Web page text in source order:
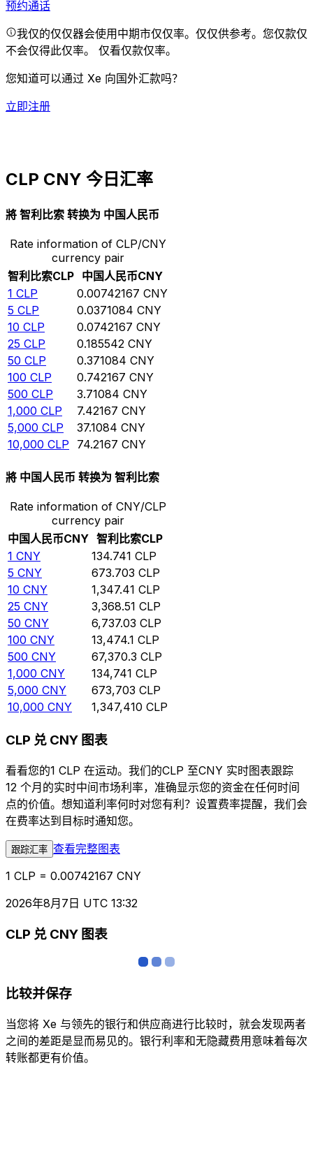
预约通话
我仅的仅仅器会使用中期市仅仅率。仅仅供参考。您仅款仅
不会仅得此仅率。 仅看仅款仅率。
您知道可以通过 Xe 向国外汇款吗？
立即注册
CLP CNY 今日汇率
將 智利比索 转换为 中国人民币
Rate information of CLP/CNY
currency pair
智利比索CLP 中国人民币CNY
1 CLP 0.00742167 CNY
5 CLP 0.0371084 CNY
10 CLP 0.0742167 CNY
25 CLP 0.185542 CNY
50 CLP 0.371084 CNY
100 CLP 0.742167 CNY
500 CLP 3.71084 CNY
1,000 CLP 7.42167 CNY
5,000 CLP 37.1084 CNY
10,000 CLP 74.2167 CNY
將 中国人民币 转换为 智利比索
Rate information of CNY/CLP
currency pair
中国人民币CNY 智利比索CLP
1 CNY 134.741 CLP
5 CNY 673.703 CLP
10 CNY 1,347.41 CLP
25 CNY 3,368.51 CLP
50 CNY 6,737.03 CLP
100 CNY 13,474.1 CLP
500 CNY 67,370.3 CLP
1,000 CNY 134,741 CLP
5,000 CNY 673,703 CLP
10,000 CNY 1,347,410 CLP
CLP 兑 CNY 图表
看看您的1 CLP 在运动。我们的CLP 至CNY 实时图表跟踪
12 个月的实时中间市场利率，准确显示您的资金在任何时间
点的价值。想知道利率何时对您有利？设置费率提醒，我们会
在费率达到目标时通知您。
跟踪汇率 查看完整图表
1 CLP = 0.00742167 CNY
2026年8月7日 UTC 13:32
CLP 兑 CNY 图表
比较并保存
当您将 Xe 与领先的银行和供应商进行比较时，就会发现两者
之间的差距是显而易见的。银行利率和无隐藏费用意味着每次
转账都更有价值。